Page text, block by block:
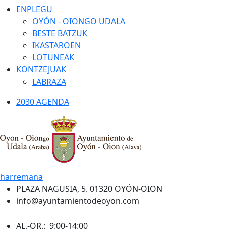
ENPLEGU
OYÓN - OIONGO UDALA
BESTE BATZUK
IKASTAROEN
LOTUNEAK
KONTZEJUAK
LABRAZA
2030 AGENDA
harremana
PLAZA NAGUSIA, 5. 01320 OYÓN-OION
info@ayuntamientodeoyon.com
AL.-OR.: 9:00-14:00